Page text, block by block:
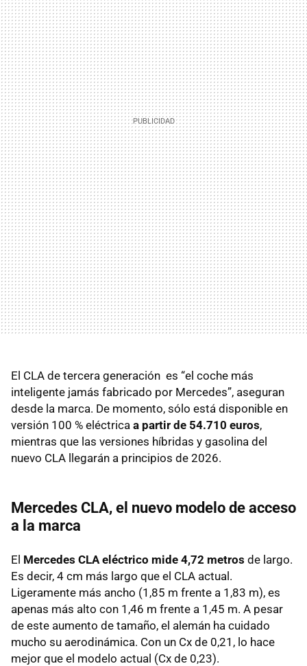
El CLA de tercera generación es “el coche más
inteligente jamás fabricado por Mercedes”, aseguran
desde la marca. De momento, sólo está disponible en
versión 100 % eléctrica a partir de 54.710 euros,
mientras que las versiones híbridas y gasolina del
nuevo CLA llegarán a principios de 2026.
Mercedes CLA, el nuevo modelo de acceso
a la marca
El Mercedes CLA eléctrico mide 4,72 metros de largo.
Es decir, 4 cm más largo que el CLA actual.
Ligeramente más ancho (1,85 m frente a 1,83 m), es
apenas más alto con 1,46 m frente a 1,45 m. A pesar
de este aumento de tamaño, el alemán ha cuidado
mucho su aerodinámica. Con un Cx de 0,21, lo hace
mejor que el modelo actual (Cx de 0,23).